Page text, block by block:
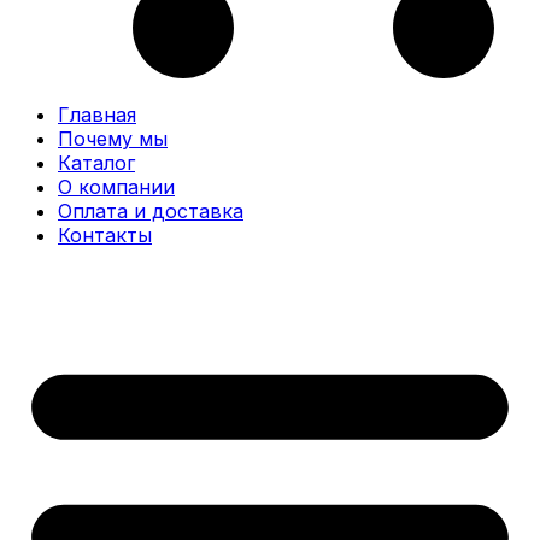
Главная
Почему мы
Каталог
О компании
Оплата и доставка
Контакты